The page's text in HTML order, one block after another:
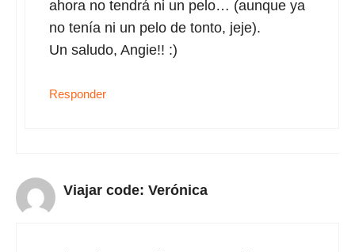
ahora no tendrá ni un pelo… (aunque ya
no tenía ni un pelo de tonto, jeje).
Un saludo, Angie!! :)
Responder
Viajar code: Verónica